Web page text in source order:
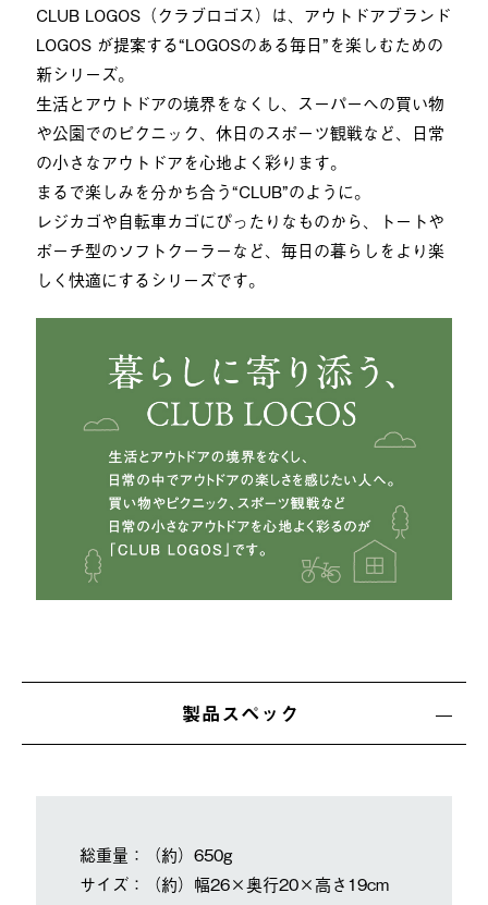
CLUB LOGOS（クラブロゴス）は、アウトドアブランド
LOGOS が提案する“LOGOSのある毎日”を楽しむための
新シリーズ。
生活とアウトドアの境界をなくし、スーパーへの買い物
や公園でのピクニック、休日のスポーツ観戦など、日常
の小さなアウトドアを心地よく彩ります。
まるで楽しみを分かち合う“CLUB”のように。
レジカゴや自転車カゴにぴったりなものから、トートや
ポーチ型のソフトクーラーなど、毎日の暮らしをより楽
しく快適にするシリーズです。
製品スペック
総重量：（約）650g
サイズ：（約）幅26×奥行20×高さ19cm